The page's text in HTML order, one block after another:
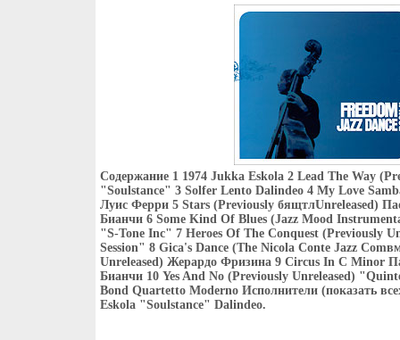
Содержание 1 1974 Jukka Eskola 2 Lead The Way
"Soulstance" 3 Solfer Lento Dalindeo 4 My Love
Луис Ферри 5 Stars (Previously бящтлUnreleased)
Бианчи 6 Some Kind Of Blues (Jazz Mood
"S-Tone Inc" 7 Heroes Of The Conquest (Previously
Session" 8 Gica's Dance (The Nicola Conte Jazz
Unreleased) Жерардо Фризина 9 Circus In С Minor
Бианчи 10 Yes And No (Previously Unreleased)
Bond Quartetto Moderno Исполнители (показать
Eskola "Soulstance" Dalindeo.